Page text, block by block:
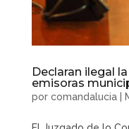
Declaran ilegal
emisoras
por comandalucia|